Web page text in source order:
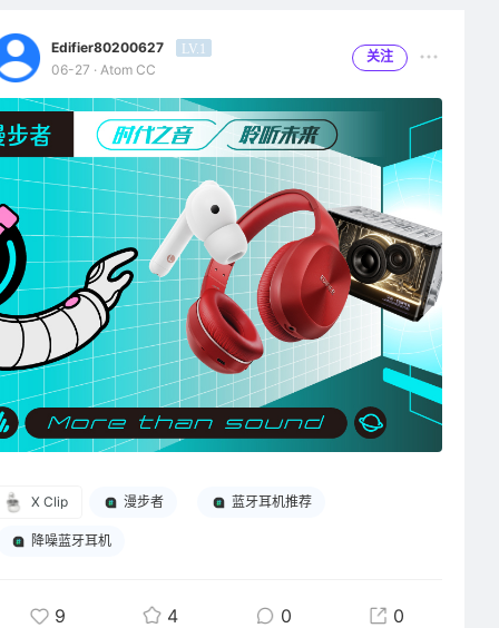
Edifier80200627 LV.1
06-27 · Atom CC
关注
X Clip 漫步者 蓝牙耳机推荐
降噪蓝牙耳机
9 4 0 0